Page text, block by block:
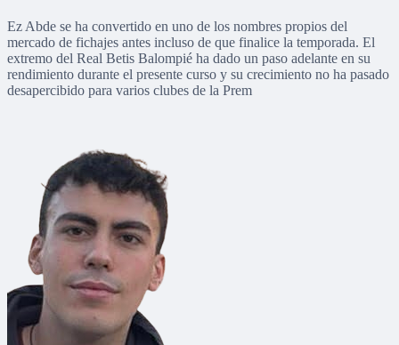
Ez Abde se ha convertido en uno de los nombres propios del
mercado de fichajes antes incluso de que finalice la temporada. El
extremo del Real Betis Balompié ha dado un paso adelante en su
rendimiento durante el presente curso y su crecimiento no ha pasado
desapercibido para varios clubes de la Prem